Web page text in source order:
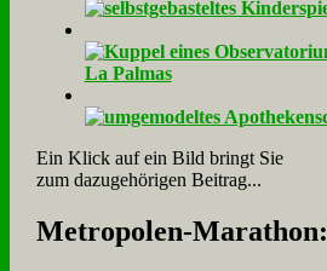
Ein Klick auf ein Bild bringt Sie
zum dazugehörigen Beitrag...
Me­tro­po­len-Ma­ra­thon: